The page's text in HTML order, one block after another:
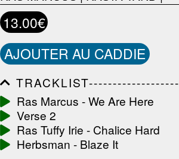
13.00€
AJOUTER AU CADDIE
-----------------
Ras Marcus - We Are Here
Verse 2
Ras Tuffy Irie - Chalice Hard
Herbsman - Blaze It